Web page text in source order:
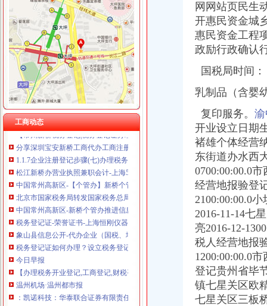
工商动态
新桥办税务登记证
高要重点项目（工作）监督况专栏
11月7日广西广西城建咨询有限公司玉林市福绵区新桥联片农村饮水安
中国科学院海洋研究所仪器设备采购项目（第十九批）的招标公告
沪培训班借名校招牌蒙人至少有40家冒牌培训班
信息广告__都市_温商网
【上海新桥税务登记|税务登记证办理|代理税务登记】-上海赶集网
关于统一换发税务登记证件公告
【常州新桥税务登记|税务登记证办理|代理税务登记】-常州赶集网
分享深圳宝安新桥工商代办工商注册流程-兴义之窗
1.1.7企业注册登记步骤(七)办理税务登记-shuo的日志-网易博客
松江新桥办营业执照兼职会计-上海58同城
中国常州高新区-【个管办】新桥个管办对国地税信息进行比对推进信
北京市国家税务局转发国家税务总局关于金融保险业税收政策调整后若
中国常州高新区-新桥个管办推进信息管税工作
税务登记证-荣誉证书-上海恒刚仪器仪表有限公司
象山县信息公开-代办企业（国税、地税）税务登记证
税务登记证如何办理？设立税务登记应提供的证件_搜狐教育_搜狐网
今日早报
【办理税务开业登记,工商登记,财税咨询,代理记账】价格_厂家_
温州机场·温州都市报
：凯诺科技：华泰联合证券有限责任公司关于凯诺科技股份有
全工厂注册流程及相关费用详解-我爱铺网
网网站页民生
开惠民资金城
惠民资金工程
政励行政确认
国税局时间：
乳制品（含婴
复印服务。
开业设立日期
褚雄个体经营
东街道办水西
0700:00:00.0
经营地报验登
2100:00:00.0
2016-11-14七
亮2016-12-
税人经营地报
1200:00:00.0
登记贵州省毕
镇七星关区欧
七星关区三板